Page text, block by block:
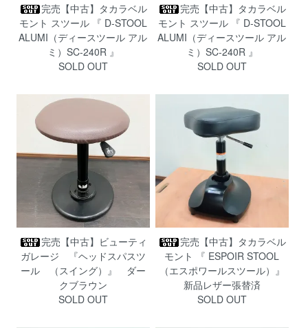
完売【中古】タカラベル
モント スツール 『 D-STOOL
ALUMI（ディースツール アル
ミ）SC-240R 』
SOLD OUT
完売【中古】タカラベル
モント スツール 『 D-STOOL
ALUMI（ディースツール アル
ミ）SC-240R 』
SOLD OUT
完売【中古】ビューティ
ガレージ 『ヘッドスパスツ
ール （スイング）』 ダー
クブラウン
SOLD OUT
完売【中古】タカラベル
モント 『 ESPOIR STOOL
（エスポワールスツール）』
新品レザー張替済
SOLD OUT